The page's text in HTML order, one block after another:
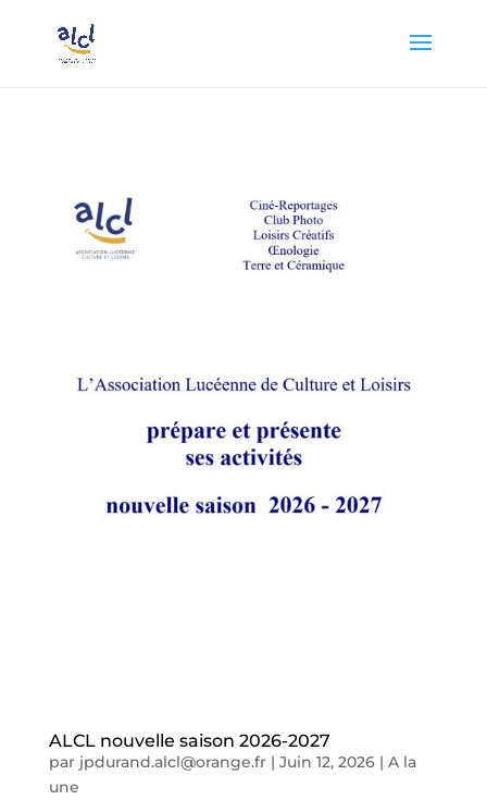
ALCL nouvelle saison 2026-2027
par jpdurand.alcl@orange.fr| Juin 12, 2026| A la
une